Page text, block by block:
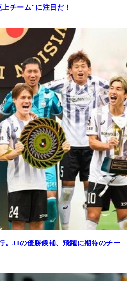
チーム"に注目だ！
。J1の優勝候補、飛躍に期待のチー